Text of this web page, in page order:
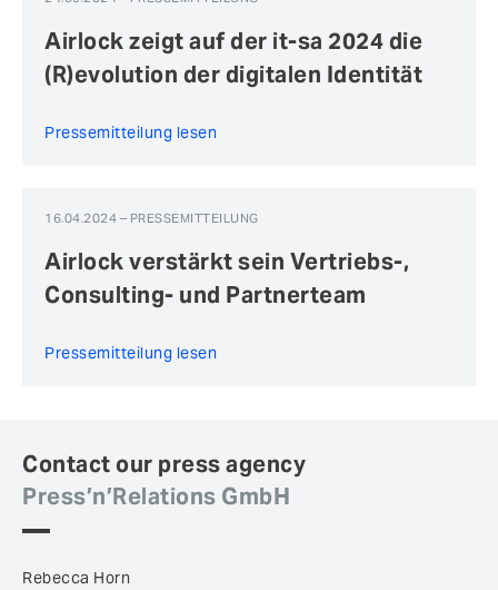
Airlock zeigt auf der it-sa 2024 die
(R)evolution der digitalen Identität
Pressemitteilung lesen
16.04.2024 – PRESSEMITTEILUNG
Airlock verstärkt sein Vertriebs-,
Consulting- und Partnerteam
Pressemitteilung lesen
Contact our press agency
Press’n’Relations GmbH
Rebecca Horn